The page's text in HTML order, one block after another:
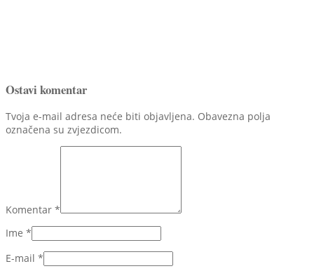
Ostavi komentar
Tvoja e-mail adresa neće biti objavljena. Obavezna polja
označena su zvjezdicom.
Komentar *
Ime *
E-mail *